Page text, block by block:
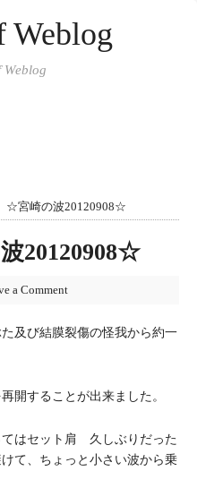
Weblog
Weblog
宮崎の波20120908☆
20120908☆
a Comment
及び結膜裂傷の怪我から約一
開することが出来ました。
はセット肩 久しぶりだった
て、ちょっと小さい波から乗